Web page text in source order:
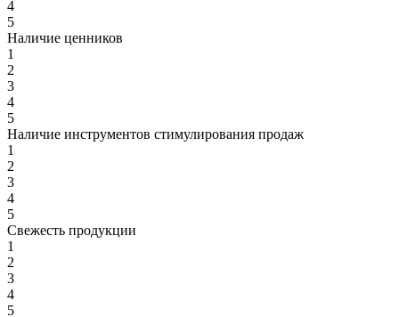
4
5
Наличие ценников
1
2
3
4
5
Наличие инструментов стимулирования продаж
1
2
3
4
5
Свежесть продукции
1
2
3
4
5